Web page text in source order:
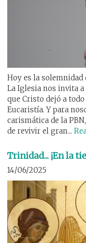
Hoy es la solemnidad
La Iglesia nos invita
que Cristo dejó a
Eucaristía. Y para
carismática de la
de revivir el gran...
Trinidad... ¡En la
14/06/2025